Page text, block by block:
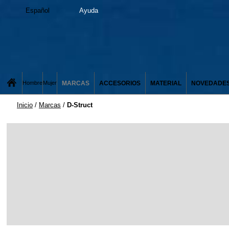
Español Ayuda
HombreMujer MARCAS ACCESORIOS MATERIAL
Inicio / Marcas / D-Struct